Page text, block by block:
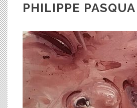
PHILIPPE PASQUA